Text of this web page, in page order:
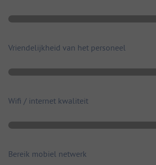
Vriendelijkheid van het personeel
Wifi / internet kwaliteit
Bereik mobiel netwerk